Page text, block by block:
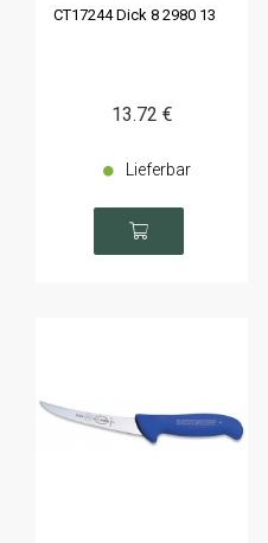
CT17244 Dick 8 2980 13
13.72 €
Lieferbar